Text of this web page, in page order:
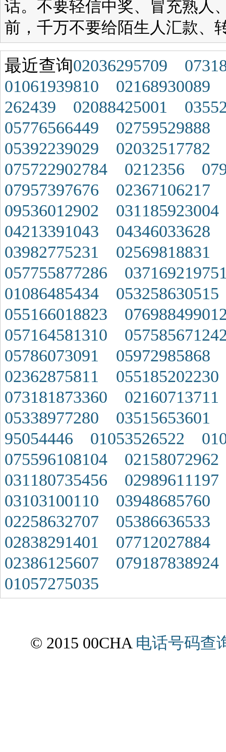
话。不要轻信中奖、冒充熟人
前，千万不要给陌生人汇款、
最近查询02036295709
01061939810
02168930089
262439
02088425001
05776566449
02759529888
05392239029
02032517782
075722902784
0212356
07957397676
02367106217
09536012902
031185923004
04213391043
04346033628
03982775231
02569818831
057755877286
01086485434
053258630515
055166018823
057164581310
05786073091
05972985868
02362875811
055185202230
073181873360
02160713711
05338977280
03515653601
95054446
01053526522
075596108104
02158072962
031180735456
02989611197
03103100110
03948685760
02258632707
05386636533
02838291401
07712027884
02386125607
079187838924
01057275035
© 2015 00CHA 电话号码查